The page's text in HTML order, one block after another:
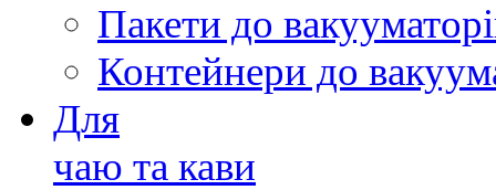
Пакети до
Контейнери до
Для
чаю та кави